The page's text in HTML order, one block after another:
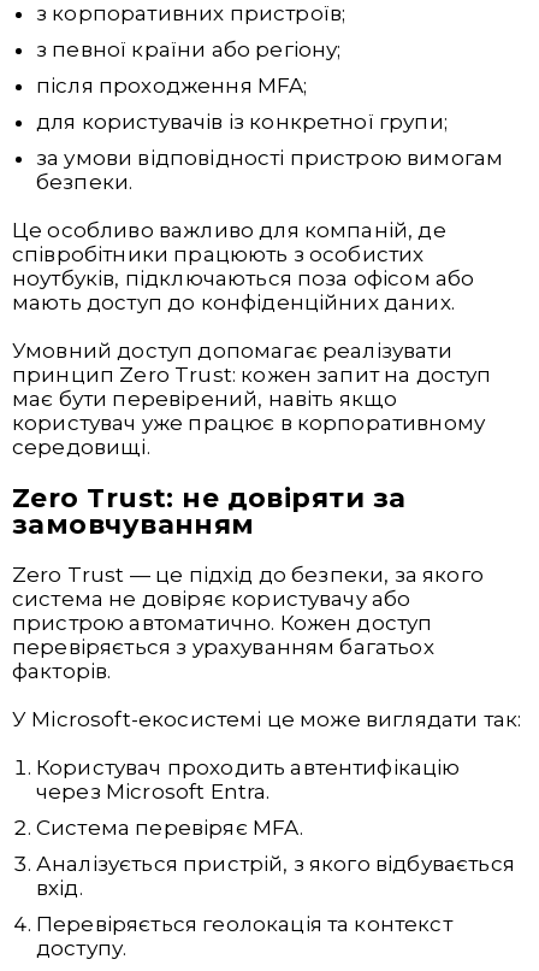
з корпоративних пристроїв;
з певної країни або регіону;
після проходження MFA;
для користувачів із конкретної групи;
за умови відповідності пристрою вимогам
безпеки.
Це особливо важливо для компаній, де
співробітники працюють з особистих
ноутбуків, підключаються поза офісом або
мають доступ до конфіденційних даних.
Умовний доступ допомагає реалізувати
принцип Zero Trust: кожен запит на доступ
має бути перевірений, навіть якщо
користувач уже працює в корпоративному
середовищі.
Zero Trust: не довіряти за
замовчуванням
Zero Trust — це підхід до безпеки, за якого
система не довіряє користувачу або
пристрою автоматично. Кожен доступ
перевіряється з урахуванням багатьох
факторів.
У Microsoft-екосистемі це може виглядати так:
Користувач проходить автентифікацію
через Microsoft Entra.
Система перевіряє MFA.
Аналізується пристрій, з якого відбувається
вхід.
Перевіряється геолокація та контекст
доступу.